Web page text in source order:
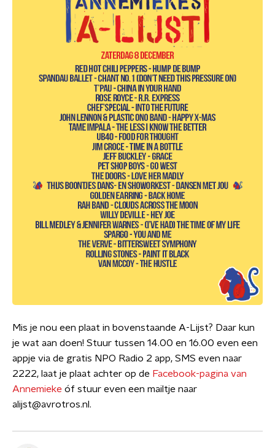
Mis je nou een plaat in bovenstaande A-Lijst? Daar kun
je wat aan doen! Stuur tussen 14.00 en 16.00 even een
appje via de gratis NPO Radio 2 app, SMS even naar
2222, laat je plaat achter op de Facebook-pagina van
Annemieke óf stuur even een mailtje naar
alijst@avrotros.nl.